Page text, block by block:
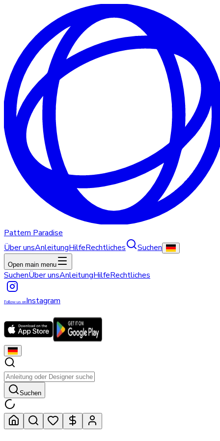
Pattern Paradise
Über unsAnleitungHilfeRechtliches Suchen
Open main menu
SuchenÜber unsAnleitungHilfeRechtliches
Follow us onInstagram
Suchen